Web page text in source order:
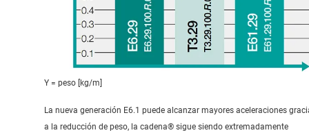
Y = peso [kg/m]
La nueva generación E6.1 puede alcanzar mayores aceleraciones
a la reducción de peso, la cadena® sigue siendo extremadamente